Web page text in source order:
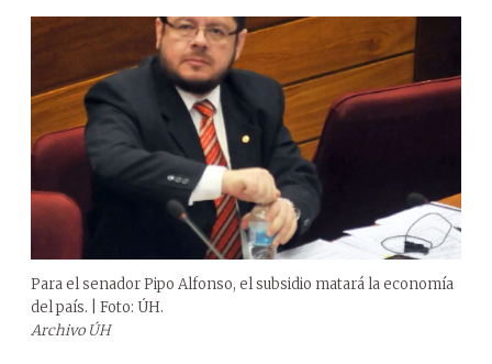
Para el senador Pipo Alfonso, el subsidio matará la economía
del país. | Foto: ÚH.
Archivo ÚH